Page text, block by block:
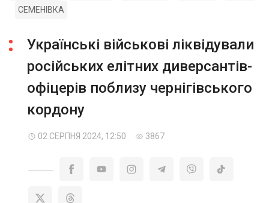
СЕМЕНІВКА
Українські військові ліквідували
російських елітних диверсантів-
офіцерів поблизу чернігівського
кордону
02 СЕРПНЯ 2024, 12:50 3867